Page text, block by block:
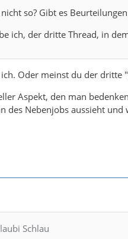
so? Gibt es
ich, der dritte Thread, in
ich. Oder meinst du der dritte
Aspekt, den man
des Nebenjobs aussieht und
Schlau